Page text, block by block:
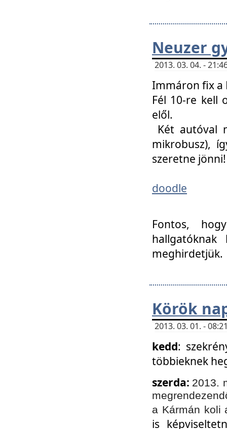
Neuzer
2013. 03. 04. -
Immáron fix a
Fél 10-re kell
elől.
Két autóval
mikrobusz),
szeretne jönni!
doodle
Fontos,
meghirdetjük.
Körök
2013. 03. 01. -
kedd:
többieknek
szerda: 2013.
a Kármán koli
is